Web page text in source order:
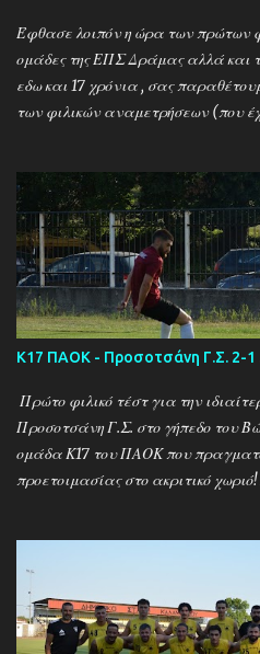
Έφθασε λοιπόν η ώρα των πρώτων
ομάδες της ΕΠΣ Δράμας αλλά και
εδω και 17 χρόνια , σας
των φιλικών αναμετρήσεων (που
Ξηροποτάμος - Νευροκοπι 2-2
Μαυρόβατος - Αμπελοκηποι 0-2
(7/8)
--------- Ν. Αμισος - Νεοχώρι
Κ17 ΠΑΟΚ - Προσοτσάνη Γ.Σ. 2-1
Πρώτο φιλικό τέστ για την
Προσοτσάνη Γ.Σ. στο γήπεδο του
ομάδα Κ17 του ΠΑΟΚ που
προετοιμασίας στο ακριτικό
κινήσεις και σίγουρα θέλει τον
ως σύνολο , με τον ''Ψηλό'' Γιάννη
συμμετοχής σε όλους τους